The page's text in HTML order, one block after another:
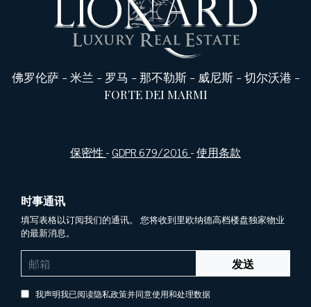
佛罗伦萨-米兰 - 罗马 -那不勒斯- 威尼斯-切尔沃港 -
FORTE DEI MARMI
保密性-GDPR 679/2016-使用条款
时事通讯
填写表格以订阅我们的通讯。 您将收到里欧纳德高档楼盘独家物业
的最新消息。
发送
我声明我已阅读隐私政策并同意使用和处理数据